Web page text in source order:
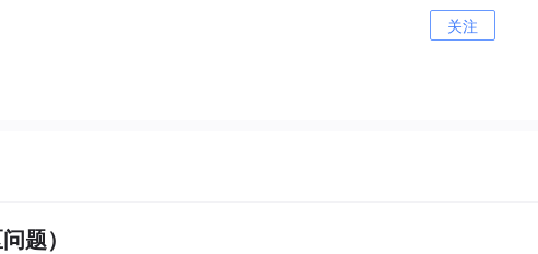
关注
题）